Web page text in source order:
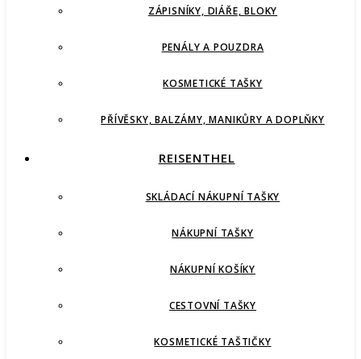
ZÁPISNÍKY, DIÁŘE, BLOKY
PENÁLY A POUZDRA
KOSMETICKÉ TAŠKY
PŘÍVĚSKY, BALZÁMY, MANIKŮRY A DOPLŇKY
REISENTHEL
SKLÁDACÍ NÁKUPNÍ TAŠKY
NÁKUPNÍ TAŠKY
NÁKUPNÍ KOŠÍKY
CESTOVNÍ TAŠKY
KOSMETICKÉ TAŠTIČKY